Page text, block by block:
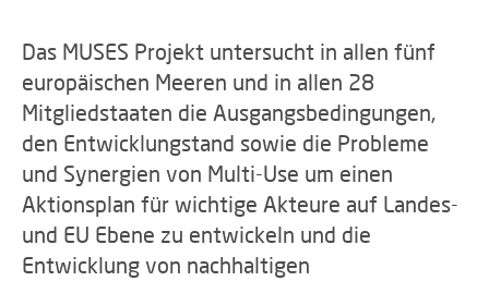
Das MUSES Projekt untersucht in allen fünf
europäischen Meeren und in allen 28
Mitgliedstaaten die Ausgangsbedingungen,
den Entwicklungstand sowie die Probleme
und Synergien von Multi-Use um einen
Aktionsplan für wichtige Akteure auf Landes-
und EU Ebene zu entwickeln und die
Entwicklung von nachhaltigen